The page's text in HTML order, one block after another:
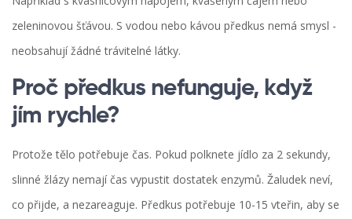
zeleninovou šťávou. S vodou nebo kávou předkus nemá smysl -
neobsahují žádné trávitelné látky.
Proč předkus nefunguje, když
jím rychle?
Protože tělo potřebuje čas. Pokud polknete jídlo za 2 sekundy,
slinné žlázy nemají čas vypustit dostatek enzymů. Žaludek neví,
co přijde, a nezareaguje. Předkus potřebuje 10-15 vteřin, aby se